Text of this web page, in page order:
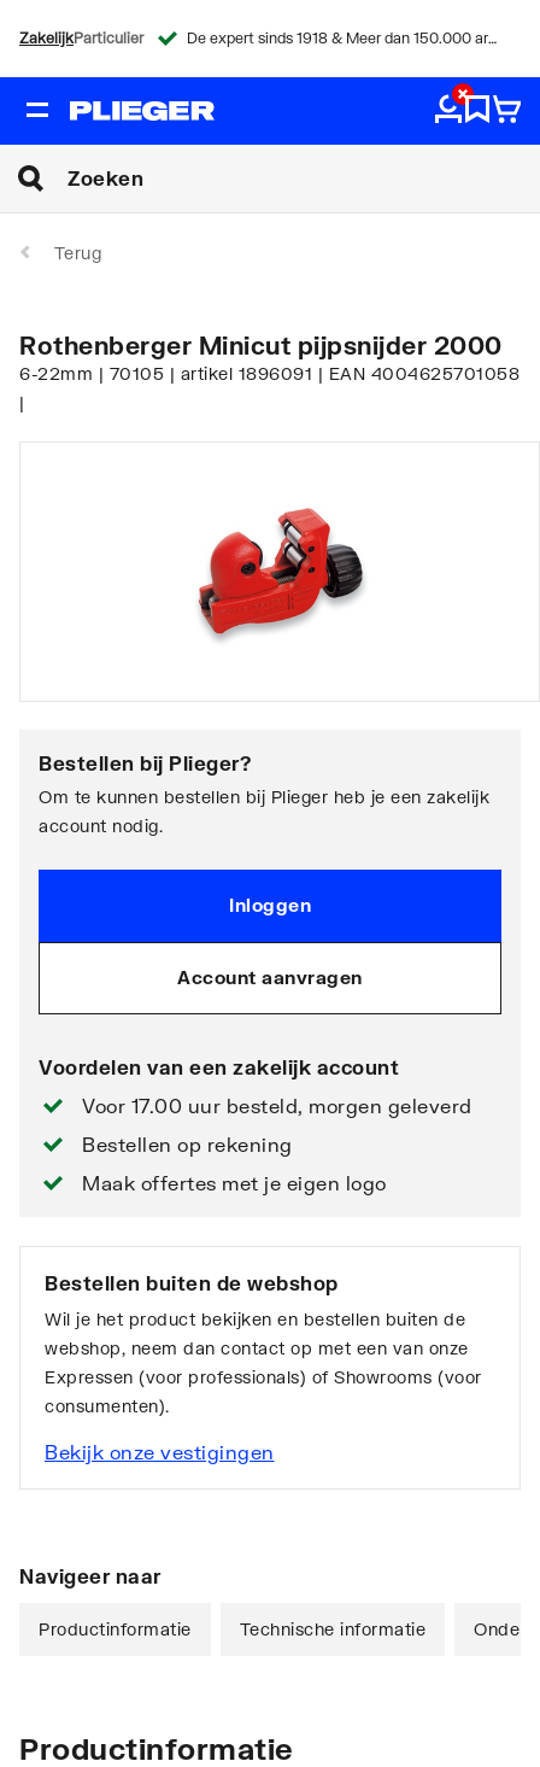
ZakelijkParticulier De expert sinds 1918 & Meer dan 150.000 artikelen
Terug
Rothenberger Minicut pijpsnijder 2000
6-22mm | 70105 | artikel 1896091 | EAN 4004625701058
|
Bestellen bij Plieger?
Om te kunnen bestellen bij Plieger heb je een zakelijk
account nodig.
Inloggen
Account aanvragen
Voordelen van een zakelijk account
Voor 17.00 uur besteld, morgen geleverd
Bestellen op rekening
Maak offertes met je eigen logo
Bestellen buiten de webshop
Wil je het product bekijken en bestellen buiten de
webshop, neem dan contact op met een van onze
Expressen (voor professionals) of Showrooms (voor
consumenten).
Bekijk onze vestigingen
Navigeer naar
Productinformatie Technische informatie
Productinformatie